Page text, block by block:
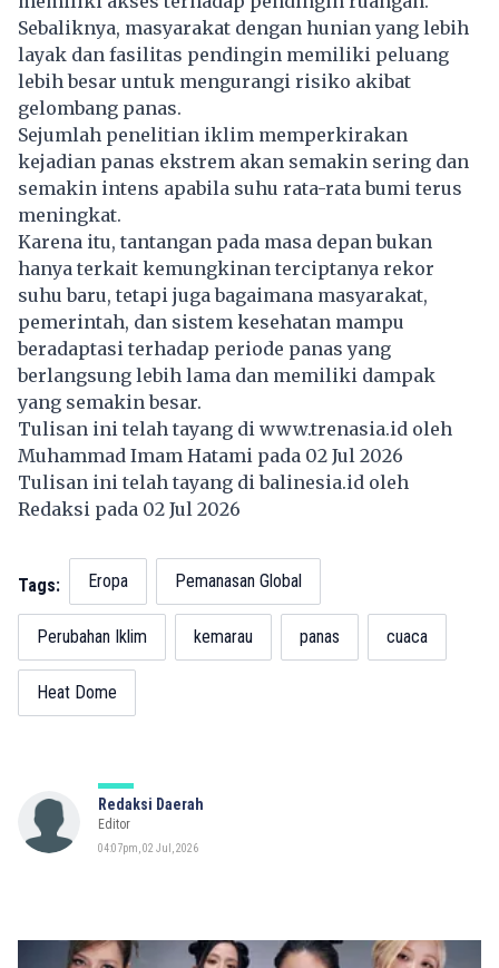
Sebaliknya, masyarakat dengan hunian yang lebih
layak dan fasilitas pendingin memiliki peluang
lebih besar untuk mengurangi risiko akibat
gelombang panas.
Sejumlah penelitian iklim memperkirakan
kejadian panas ekstrem akan semakin sering dan
semakin intens apabila suhu rata-rata bumi terus
meningkat.
Karena itu, tantangan pada masa depan bukan
hanya terkait kemungkinan terciptanya rekor
suhu baru, tetapi juga bagaimana masyarakat,
pemerintah, dan sistem kesehatan mampu
beradaptasi terhadap periode panas yang
berlangsung lebih lama dan memiliki dampak
yang semakin besar.
Tulisan ini telah tayang di www.trenasia.id oleh
Muhammad Imam Hatami pada 02 Jul 2026
Tulisan ini telah tayang dibalinesia.id oleh
Redaksi pada 02 Jul 2026
Tags: Eropa Pemanasan Global
Perubahan Iklim kemarau panas cuaca
Heat Dome
Redaksi Daerah
Editor
04:07pm, 02 Jul, 2026